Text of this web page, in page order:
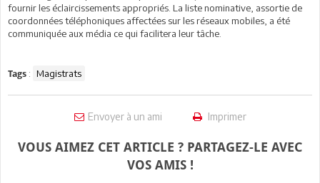
fournir les éclaircissements appropriés. La liste nominative, assortie de
coordonnées téléphoniques affectées sur les réseaux mobiles, a été
communiquée aux média ce qui facilitera leur tâche.
Tags : Magistrats
Envoyer à un ami Imprimer
VOUS AIMEZ CET ARTICLE ? PARTAGEZ-LE AVEC
VOS AMIS !